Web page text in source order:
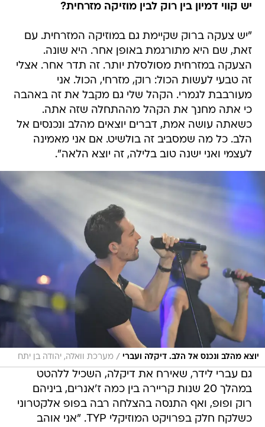
יש קווי דמיון בין רוק לבין מוזיקה מזרחית?
"יש צעקה ברוק שקיימת גם במוזיקה המזרחית. עם
זאת, שם היא מתורגמת באופן אחר. היא שונה.
הצעקה במזרחית מסולסלת יותר. זה תדר אחר. אצלי
זה טבעי לעשות הכול: רוק, מזרחי, הכול. אני
מעורבבת לגמרי. הקהל שלי גם מקבל את זה באהבה
כי אתה מחנך את הקהל מההתחלה שזה אתה.
כשאתה עושה אמת, דברים יוצאים מהלב ונכנסים אל
הלב. כל מה שמסביב זה בולשיט. אם אני מאמינה
לעצמי ואני ישנה טוב בלילה, זה יוצא הלאה".
יוצא מהלב ונכנס אל הלב. דיקלה ועברי / מערכת וואלה, יהודה בן יתח
גם עברי לידר, שאירח את דיקלה, השכיל ללהטט
במהלך 20 שנות קריירה בין כמה ז'אנרים, ביניהם
רוק ופופ, ואף התנסה בהצלחה רבה בפופ אלקטרוני
כשלקח חלק בפרויקט המוזיקלי TYP. "אני אוהב